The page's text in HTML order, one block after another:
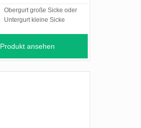
Obergurt große Sicke oder
Untergurt kleine Sicke
Produkt ansehen